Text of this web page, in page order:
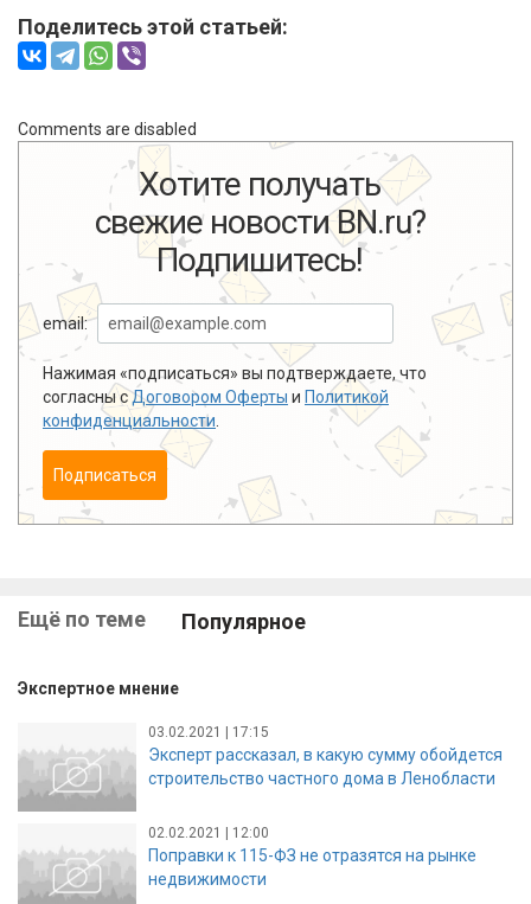
Поделитесь этой статьей:
Comments are disabled
Хотите получать
свежие новости BN.ru?
Подпишитесь!
email:
Нажимая «подписаться» вы подтверждаете, что
согласны сДоговором Оферты и Политикой
конфиденциальности
Подписаться
Ещё по теме Популярное
Экспертное мнение
03.02.2021 | 17:15
Эксперт рассказал, в какую сумму обойдется
строительство частного дома в Ленобласти
02.02.2021 | 12:00
Поправки к 115-ФЗ не отразятся на рынке
недвижимости